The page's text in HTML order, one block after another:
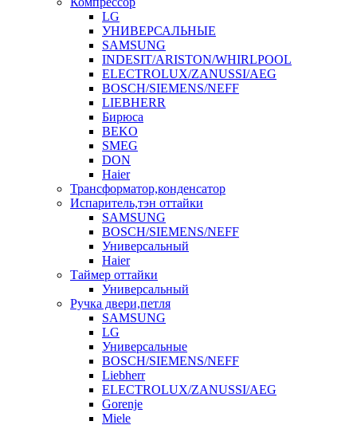
LG
УНИВЕРСАЛЬНЫЕ
SAMSUNG
INDESIT/ARISTON/WHIRLPOOL
ELECTROLUX/ZANUSSI/AEG
BOSCH/SIEMENS/NEFF
LIEBHERR
Бирюса
BEKO
SMEG
DON
Haier
Трансформатор,конденсатор
Испаритель,тэн оттайки
SAMSUNG
BOSCH/SIEMENS/NEFF
Универсальный
Haier
Таймер оттайки
Универсальный
Ручка двери,петля
SAMSUNG
LG
Универсальные
BOSCH/SIEMENS/NEFF
Liebherr
ELECTROLUX/ZANUSSI/AEG
Gorenje
Miele